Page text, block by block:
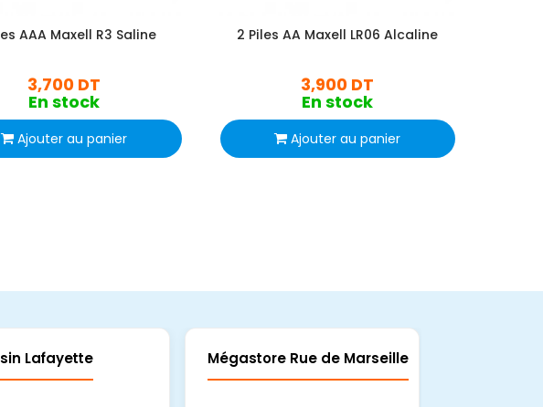
AAA Maxell R3 Saline
3,700 DT
En stock
Ajouter au panier
2 Piles AA Maxell LR06 Alcaline
3,900 DT
En stock
Ajouter au panier
Lafayette Mégastore Rue de Marseille